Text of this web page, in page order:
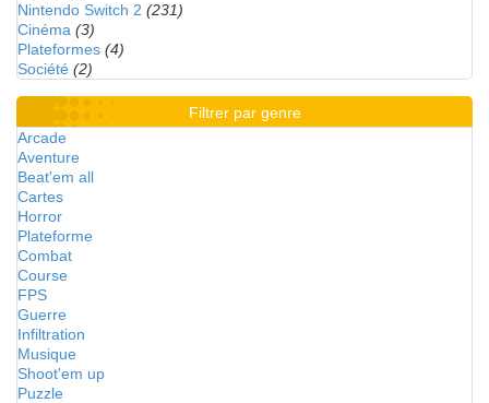
Nintendo Switch 2 (231)
Cinéma (3)
Plateformes (4)
Société (2)
Filtrer par genre
Arcade
Aventure
Beat'em all
Cartes
Horror
Plateforme
Combat
Course
FPS
Guerre
Infiltration
Musique
Shoot'em up
Puzzle